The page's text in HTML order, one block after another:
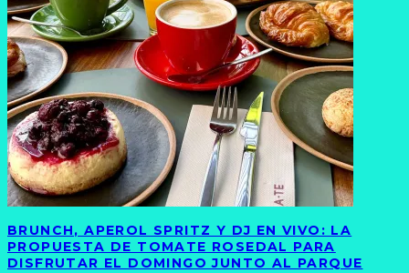
BRUNCH, APEROL SPRITZ Y DJ EN VIVO: LA
PROPUESTA DE TOMATE ROSEDAL PARA
DISFRUTAR EL DOMINGO JUNTO AL PARQUE